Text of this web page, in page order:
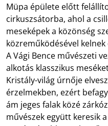
Müpa épülete előtt
cirkuszsátorba, ahol a
meseképek a közönség
közreműködésével kelnek
A Vági Bence művészeti
alkotás klasszikus
Kristály-világ úrnője
érzelmekben, ezért
ám jeges falak közé
művészek együtt keresik